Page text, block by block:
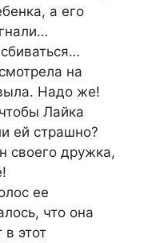
а его
на
Надо же!
Лайка
ей страшно?
своего дружка,
ее
что она
этот